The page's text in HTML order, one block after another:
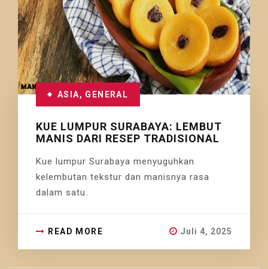
ASIA, GENERAL
KUE LUMPUR SURABAYA: LEMBUT
MANIS DARI RESEP TRADISIONAL
Kue lumpur Surabaya menyuguhkan
kelembutan tekstur dan manisnya rasa
dalam satu.
READ MORE Juli 4, 2025